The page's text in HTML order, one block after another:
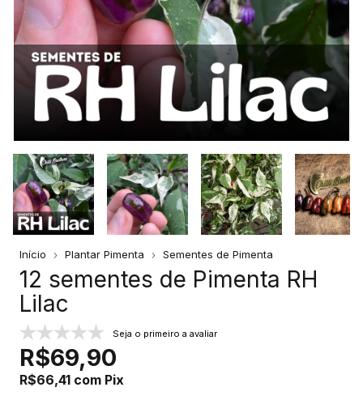
Início Plantar Pimenta Sementes de Pimenta
12 sementes de Pimenta RH
Lilac
Seja o primeiro a avaliar
R$69,90
R$66,41 com Pix